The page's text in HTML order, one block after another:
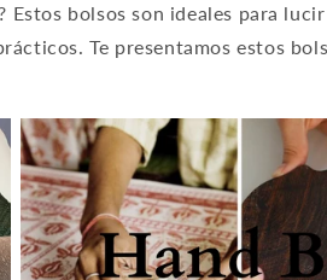
bolsos son ideales para
Te presentamos estos